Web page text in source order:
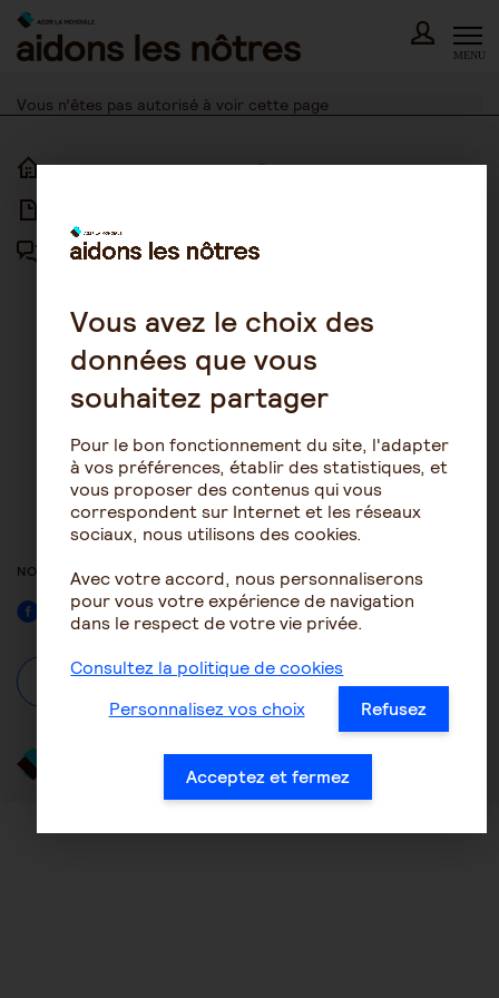
Skip
content
MENU
Vous n’êtes pas autorisé à voir cette page
ACCUEIL
FORUM
PLAN DU SITE
D’UTILISATION
POLITIQUE DE PROTECTION DES
GESTION DES COOKIES
ACCESSIBILITÉ : NON
CONFORME
NOUS SUIVRE
Facebook
À propos Se connecter / S'inscrire
Vous avez le choix des
données que vous
souhaitez partager
Pour le bon fonctionnement du site, l'adapter
à vos préférences, établir des statistiques, et
vous proposer des contenus qui vous
correspondent sur Internet et les réseaux
sociaux, nous utilisons des cookies.
Avec votre accord, nous personnaliserons
pour vous votre expérience de navigation
dans le respect de votre vie privée.
Consultez la politique de cookies
Personnalisez vos choix
Refusez
Acceptez et fermez